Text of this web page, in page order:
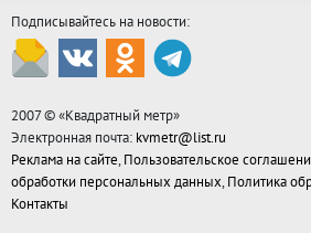
Подписывайтесь на новости:
2007 © «Квадратный метр»
Электронная почта: kvmetr@list.ru
Реклама на сайте, Пользовательское
обработки персональных данных, Политика
Контакты